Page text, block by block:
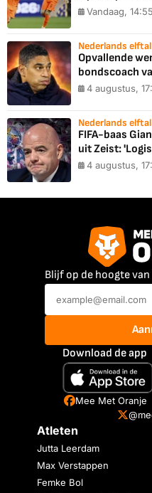
Vandaag, 14:55
Nederlands elftal
Opvallende
bondscoach
4 augustus,
Nederlands elftal
FIFA-baas
uit Zeist:
4 augustus,
Blijf op de hoogte
Download de app
Mee Met Oranje
Atleten
Jutta Leerdam
Max Verstappen
Femke Bol